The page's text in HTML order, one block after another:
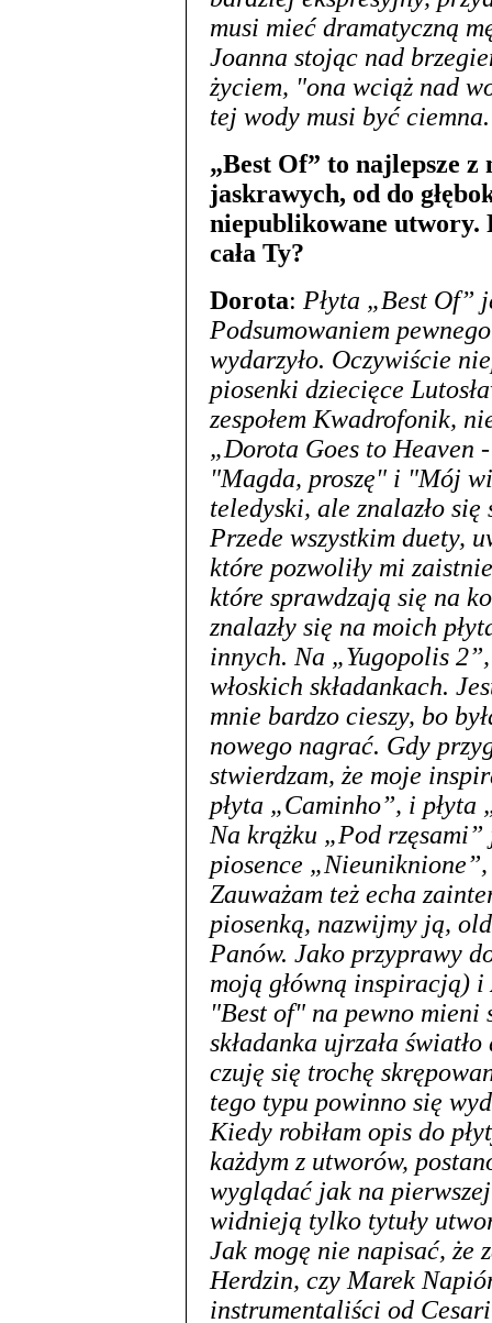
musi mieć dramatyczną
Joanna stojąc nad
życiem, "ona wciąż nad
tej wody musi być ciemna.
„Best Of” to najlepsze z
jaskrawych, od do
niepublikowane utwory.
cała Ty?
Dorota: Płyta „Best Of”
Podsumowaniem
wydarzyło. Oczywiście
piosenki dziecięce
zespołem Kwadrofonik,
„Dorota Goes to Heaven
"Magda, proszę" i "Mój
teledyski, ale znalazło
Przede wszystkim duety,
które pozwoliły mi
które sprawdzają się na
znalazły się na moich
innych. Na „Yugopolis
włoskich składankach.
mnie bardzo cieszy, bo
nowego nagrać. Gdy
stwierdzam, że moje
płyta „Caminho”, i płyta
Na krążku „Pod
piosence
Zauważam też echa
piosenką, nazwijmy ją,
Panów. Jako przyprawy
moją główną inspiracją)
"Best of" na pewno mieni
składanka ujrzała
czuję się trochę
tego typu powinno się
Kiedy robiłam opis do
każdym z utworów,
wyglądać jak na
widnieją tylko tytuły
Jak mogę nie napisać, że
Herdzin, czy Marek
instrumentaliści od